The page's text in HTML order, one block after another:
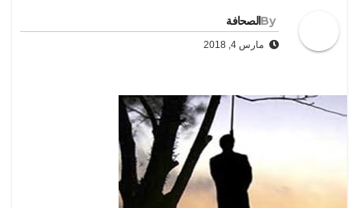
Byالصحافة
مارس 4, 2018